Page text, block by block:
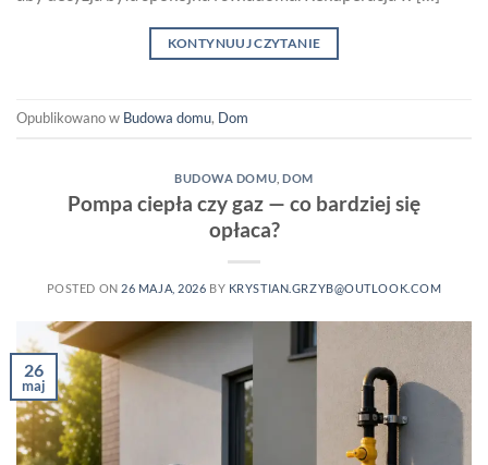
KONTYNUUJ CZYTANIE
Opublikowano w Budowa domu, Dom
BUDOWA DOMU ,DOM
Pompa ciepła czy gaz — co bardziej się
opłaca?
POSTED ON 26 MAJA, 2026 BY KRYSTIAN.GRZYB@OUTLOOK.COM
26
maj